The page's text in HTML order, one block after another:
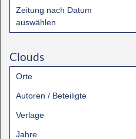
Zeitung nach Datum
auswählen
Clouds
Orte
Autoren / Beteiligte
Verlage
Jahre